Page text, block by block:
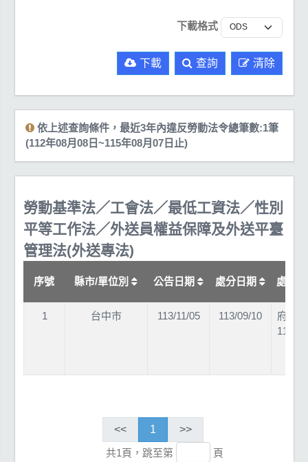
下載格式
下載 查詢 清除
依上述查詢條件，最近3年內違反勞動法令總筆數:1筆
(112年08月08日~115年08月07日止)
勞動基準法／工會法／最低工資法／性別
平等工作法／外送員權益保障及外送平臺
管理法(外送專法)
序號 縣市/單位別 公告日期 處分日期 處分
1 台中市 113/11/05 113/09/10
府授
<< 1
>>
共1頁，跳至第
頁